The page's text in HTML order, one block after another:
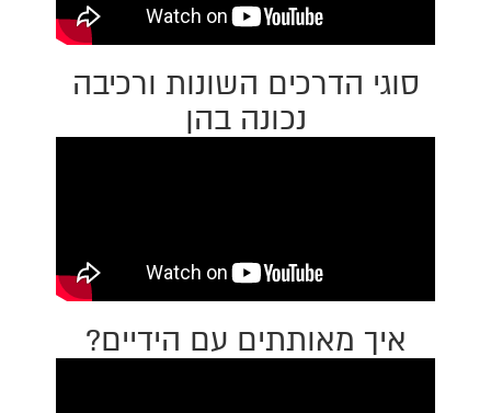
סוגי הדרכים השונות ורכיבה
נכונה בהן
איך מאותתים עם הידיים?